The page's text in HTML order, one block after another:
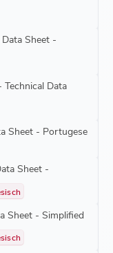
Sheet -
Data
Sheet - Portugese
Sheet -
Sheet - Simplified